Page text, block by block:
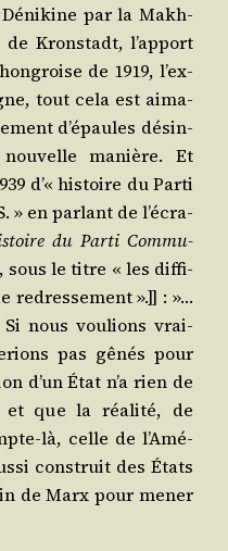
Déni­kine par la Makh­
Krons­tadt, l’ap­port
de 1919, l’ex­
tout cela est aima­
d’é­paules désin­
manière. Et
d’« his­toire du Par­ti
» en par­lant de l’é­cra­
du Par­ti Com­mu­
sous le titre « les dif­fi­
redres­se­ment ».]] : »…
Si nous vou­lions vrai­
pas gênés pour
d’un État n’a rien de
et que la réa­li­té, de
là, celle de l’A­mé­
construit des États
de Marx pour mener